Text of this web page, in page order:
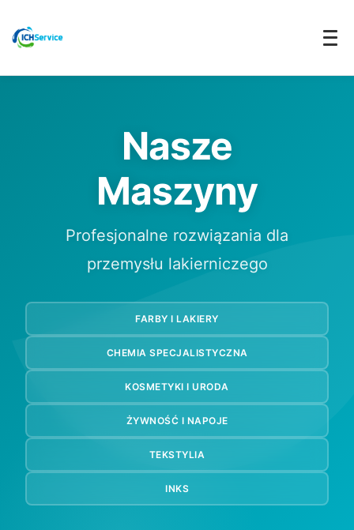
Nasze
Maszyny
Profesjonalne rozwiązania dla
przemysłu lakierniczego
FARBY I LAKIERY
CHEMIA SPECJALISTYCZNA
KOSMETYKI I URODA
ŻYWNOŚĆ I NAPOJE
TEKSTYLIA
INKS